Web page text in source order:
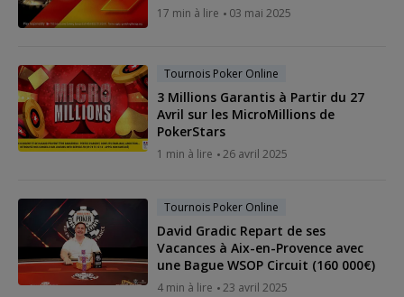
17 min à lire 03 mai 2025
Tournois Poker Online
3 Millions Garantis à Partir du 27
Avril sur les MicroMillions de
PokerStars
1 min à lire 26 avril 2025
Tournois Poker Online
David Gradic Repart de ses
Vacances à Aix-en-Provence avec
une Bague WSOP Circuit (160 000€)
4 min à lire 23 avril 2025